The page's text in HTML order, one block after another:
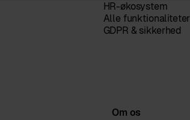
HR-økosystem
Alle funktionaliteter
GDPR & sikkerhed
Om os